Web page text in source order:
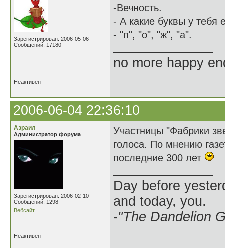
Зарегистрирован: 2006-05-06
Сообщений: 17180
-Вечность.
- А какие буквы у тебя
- "п", "о", "ж", "а".
no more happy
Неактивен
2006-06-04 22:36:10
Азраил
Администратор форума
Зарегистрирован: 2006-02-10
Сообщений: 1298
Вебсайт
Участницы "Фабрики
голоса. По мнению
последние 300 лет
Day before
and today, you.
-"The Dandelion
Неактивен